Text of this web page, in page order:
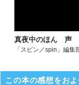
真夜中のほん 声
「スピン／spin」編集
この本の感想をお